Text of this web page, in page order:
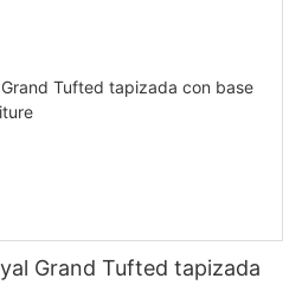
Grand Tufted tapizada